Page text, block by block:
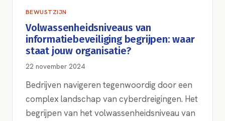
BEWUSTZIJN
Volwassenheidsniveaus van
informatiebeveiliging begrijpen: waar
staat jouw organisatie?
22 november 2024
Bedrijven navigeren tegenwoordig door een
complex landschap van cyberdreigingen. Het
begrijpen van het volwassenheidsniveau van